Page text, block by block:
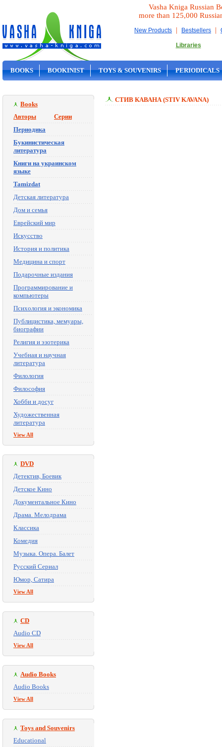
Vasha Kniga Russian
more than 125,000
New Products | Bestsellers |
Libraries
BOOKS BOOKINIST TOYS & SOUVENIRS PERIODICALS
Books
Авторы
Серии
Периодика
Букинистическая
литература
Книги на украинском
языке
Tamizdat
Детская литература
Дом и семья
Еврейский мир
Искусство
История и политика
Медицина и спорт
Подарочные издания
Программирование и
компьютеры
Психология и экономика
Публицистика, мемуары,
биографии
Религия и эзотерика
Учебная и научная
литература
Филология
Философия
Хобби и досуг
Художественная
литература
View All
DVD
Детектив, Боевик
Детское Кино
Документальное Кино
Драма. Мелодрама
Классика
Комедия
Музыка. Опера. Балет
Русский Сериал
Юмор, Сатира
View All
CD
Audio CD
View All
Audio Books
Audio Books
View All
Toys and Souvenirs
Educational
СТИВ КАВАНА (STIV KAVANA)